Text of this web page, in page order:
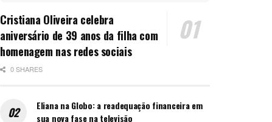
Cristiana Oliveira celebra
aniversário de 39 anos da filha com
homenagem nas redes sociais
0 SHARES
Eliana na Globo: a readequação financeira em
sua nova fase na televisão